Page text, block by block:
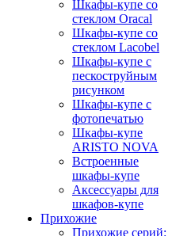
Шкафы-купе со
стеклом Oracal
Шкафы-купе со
стеклом Lacobel
Шкафы-купе с
пескоструйным
рисунком
Шкафы-купе с
фотопечатью
Шкафы-купе
ARISTO NOVA
Встроенные
шкафы-купе
Аксессуары для
шкафов-купе
Прихожие
Прихожие серий: